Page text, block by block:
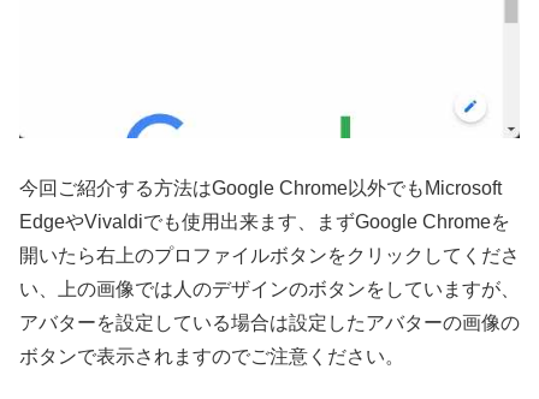
今回ご紹介する方法はGoogle Chrome以外でもMicrosoft
EdgeやVivaldiでも使用出来ます、まずGoogle Chromeを
開いたら右上のプロファイルボタンをクリックしてくださ
い、上の画像では人のデザインのボタンをしていますが、
アバターを設定している場合は設定したアバターの画像の
ボタンで表示されますのでご注意ください。